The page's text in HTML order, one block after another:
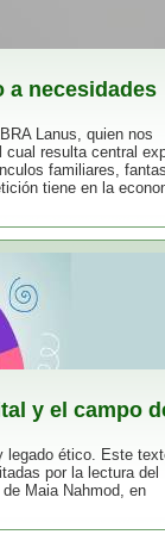
a necesidades
Lanus, quien nos
resulta central
familiares,
tiene en la
y el campo
legado ético. Este
por la lectura del
Maia Nahmod, en